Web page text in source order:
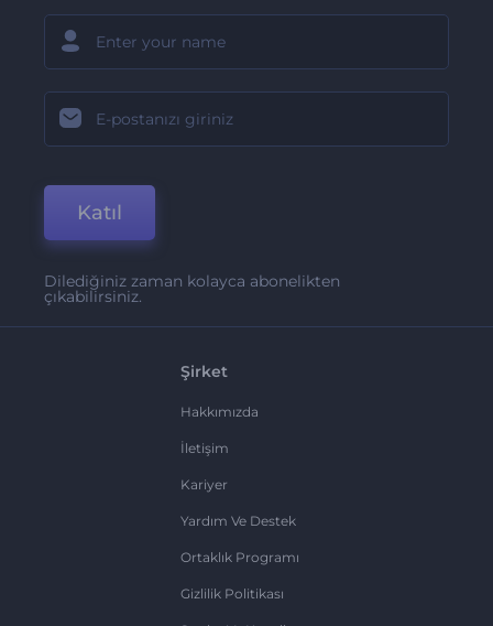
Katıl
Dilediğiniz zaman kolayca abonelikten
çıkabilirsiniz.
Şirket
Hakkımızda
İletişim
Kariyer
Yardım Ve Destek
Ortaklık Programı
Gizlilik Politikası